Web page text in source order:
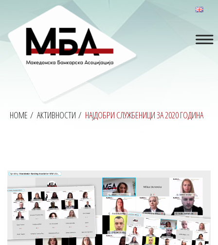
HOME / АКТИВНОСТИ / НАЈДОБРИ СЛУЖБЕНИЦИ ЗА 2020 ГОДИНА